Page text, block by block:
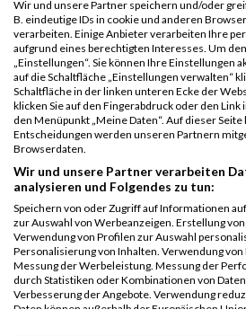
B2Run
Frankfurt
Einzelwertung
männlich
12 Olayinka Afuwape
B2Run
Frankfurt
Teamwertung
männlich
12 Olayinka Afuwape
B2Run
Frankfurt
Teamwertung
mixed
12 Olayinka Afuwape
Legende:
GPos = Geschlechter Position, KPos =
Team Position, DNS = Did not start, DNF
Disqualifiziert
Wir und unsere Partner speichern und/oder
B. eindeutige IDs in cookie und anderen
verarbeiten. Einige Anbieter verarbeiten Ihre
aufgrund eines berechtigten Interesses. Um
„Einstellungen“. Sie können Ihre Einstellungen
auf die Schaltfläche „Einstellungen verwalten“
Schaltfläche in der linken unteren Ecke der
klicken Sie auf den Fingerabdruck oder den
den Menüpunkt „Meine Daten“. Auf dieser
Entscheidungen werden unseren Partnern
Browserdaten.
Wir und unsere Partner verarbeiten
analysieren und Folgendes zu tun:
Speichern von oder Zugriff auf Informationen
zur Auswahl von Werbeanzeigen. Erstellung
Verwendung von Profilen zur Auswahl
Personalisierung von Inhalten. Verwendung
Messung der Werbeleistung. Messung der
durch Statistiken oder Kombinationen von
Verbesserung der Angebote. Verwendung
Daten können außerhalb der Europäischen